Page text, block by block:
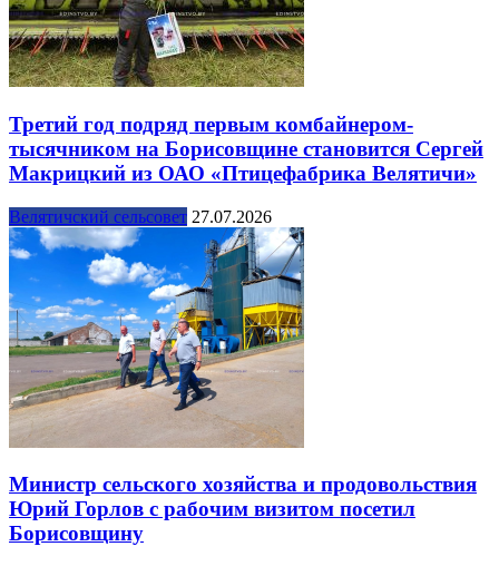
Третий год подряд первым комбайнером-
тысячником на Борисовщине становится Сергей
Макрицкий из ОАО «Птицефабрика Велятичи»
Велятичский сельсовет 27.07.2026
Министр сельского хозяйства и продовольствия
Юрий Горлов с рабочим визитом посетил
Борисовщину